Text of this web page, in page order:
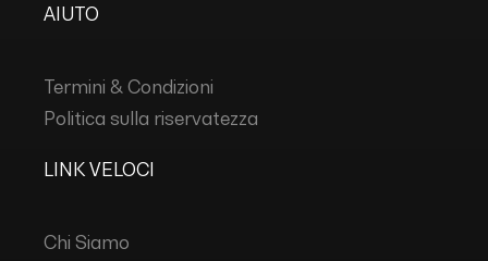
AIUTO
Termini & Condizioni
Politica sulla riservatezza
LINK VELOCI
Chi Siamo